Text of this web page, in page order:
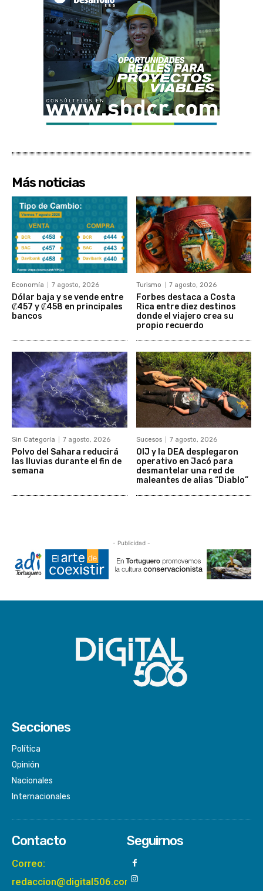
Más noticias
Economía 7 agosto, 2026
Dólar baja y se vende entre
₡457 y ₡458 en principales
bancos
Turismo 7 agosto, 2026
Forbes destaca a Costa
Rica entre diez destinos
donde el viajero crea su
propio recuerdo
Sin Categoría 7 agosto, 2026
Polvo del Sahara reducirá
las lluvias durante el fin de
semana
Sucesos 7 agosto, 2026
OIJ y la DEA desplegaron
operativo en Jacó para
desmantelar una red de
maleantes de alias “Diablo”
- Publicidad -
Secciones
Política
Opinión
Nacionales
Internacionales
Contacto
Correo:
redaccion@digital506.com
Seguirnos